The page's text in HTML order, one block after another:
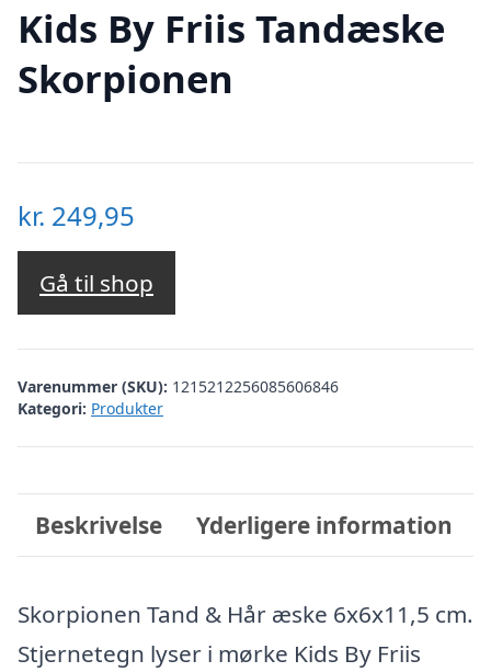
Kids By Friis Tandæske
Skorpionen
kr. 249,95
Gå til shop
Varenummer (SKU): 1215212256085606846
Kategori: Produkter
Beskrivelse Yderligere information
Skorpionen Tand & Hår æske 6x6x11,5 cm.
Stjernetegn lyser i mørke Kids By Friis